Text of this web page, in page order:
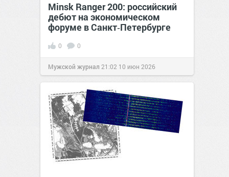
Minsk Ranger 200: российский
дебют на экономическом
форуме в Санкт‑Петербурге
0 0
Мужской журнал 21:02 10 июн 2026